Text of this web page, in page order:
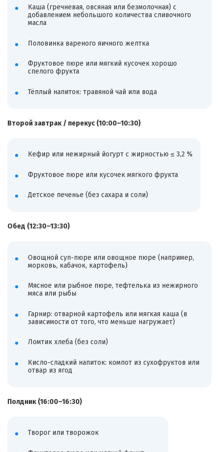
Каша (гречневая, овсяная или безмолочная) с
добавлением небольшого количества сливочного
масла
Половинка вареного яичного желтка
Фруктовое пюре или мягкий кусочек хорошо
спелого фрукта
Тёплый напиток: травяной чай или вода
Второй завтрак / перекус (10:00–10:30)
Кефир или нежирный йогурт с жирностью ≤ 3,2 %
Фруктовое пюре или кусочек мягкого фрукта
Детское печенье (без сахара и соли)
Обед (12:30–13:30)
Овощной суп-пюре или овощное пюре (например,
морковь, кабачок, картофель)
Мясное или рыбное пюре, тефтелька из нежирного
мяса или рыбы
Гарнир: отварной картофель или мягкая каша (в
зависимости от того, что меньше нагружает)
Ломтик хлеба (без соли)
Кисло-сладкий напиток: компот из сухофруктов или
отвар из ягод
Полдник (16:00–16:30)
Творог или творожок